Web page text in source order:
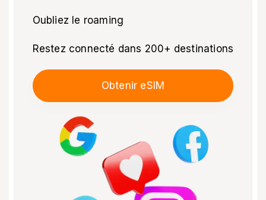
Oubliez le roaming
Restez connecté dans 200+ destinations
Obtenir eSIM